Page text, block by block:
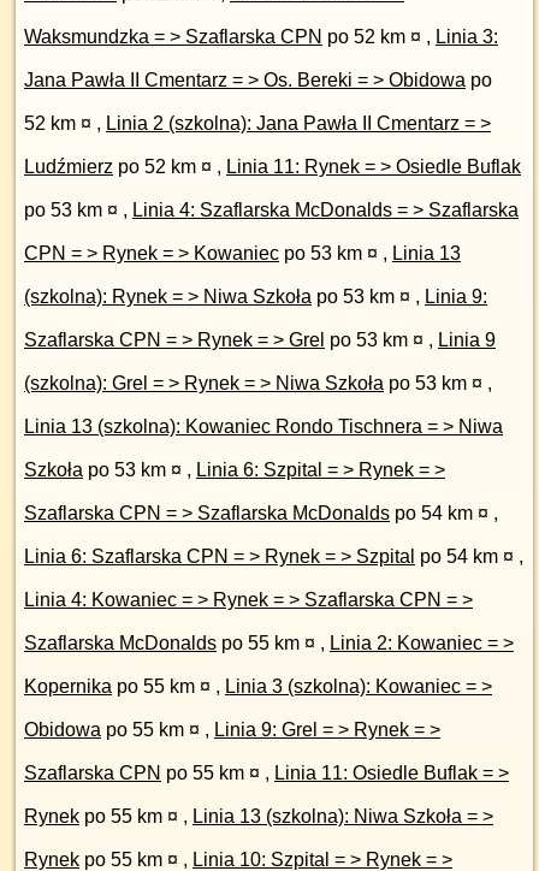
Waksmundzka = > Szaflarska CPN po 52 km ¤ , Linia 3:
Jana Pawła II Cmentarz = > Os. Bereki = > Obidowa po
52 km ¤ , Linia 2 (szkolna): Jana Pawła II Cmentarz = >
Ludźmierz po 52 km ¤ , Linia 11: Rynek = > Osiedle Buflak
po 53 km ¤ , Linia 4: Szaflarska McDonalds = > Szaflarska
CPN = > Rynek = > Kowaniec po 53 km ¤ , Linia 13
(szkolna): Rynek = > Niwa Szkoła po 53 km ¤ , Linia 9:
Szaflarska CPN = > Rynek = > Grel po 53 km ¤ , Linia 9
(szkolna): Grel = > Rynek = > Niwa Szkoła po 53 km ¤ ,
Linia 13 (szkolna): Kowaniec Rondo Tischnera = > Niwa
Szkoła po 53 km ¤ , Linia 6: Szpital = > Rynek = >
Szaflarska CPN = > Szaflarska McDonalds po 54 km ¤ ,
Linia 6: Szaflarska CPN = > Rynek = > Szpital po 54 km ¤ ,
Linia 4: Kowaniec = > Rynek = > Szaflarska CPN = >
Szaflarska McDonalds po 55 km ¤ , Linia 2: Kowaniec = >
Kopernika po 55 km ¤ , Linia 3 (szkolna): Kowaniec = >
Obidowa po 55 km ¤ , Linia 9: Grel = > Rynek = >
Szaflarska CPN po 55 km ¤ , Linia 11: Osiedle Buflak = >
Rynek po 55 km ¤ , Linia 13 (szkolna): Niwa Szkoła = >
Rynek po 55 km ¤ , Linia 10: Szpital = > Rynek = >